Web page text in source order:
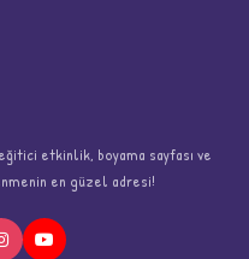
etkinlik, boyama sayfası ve
en güzel adresi!